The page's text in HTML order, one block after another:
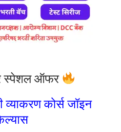
स्पेशल ऑफर
व्याकरण कोर्स जॉइन